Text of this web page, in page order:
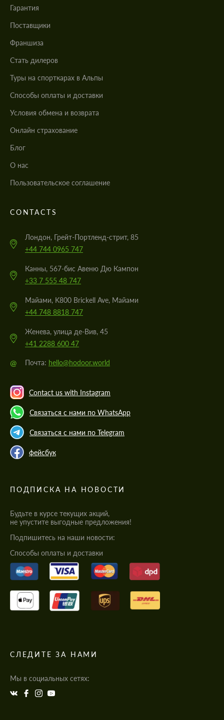
Гарантия
Поставщики
Франшиза
Стать дилеров
Туры на спорткарах в Альпы
Cпособы оплаты и доставки
Условия обмена и возврата
Онлайн страхование
Блог
О нас
Пользовательское соглашение
CONTACTS
Лондон, Грейт-Портленд-стрит, 85
+44 744 0965 747
Канны, 567-бис Авеню Дю Кампон
+33 7 555 48 747
Майами, K800 Brickell Ave, Майами
+44 748 8818 747
Женева, улица де-Вив, 45
+41 2288 600 47
@ Почта: hello@hodoor.world
Contact us with Instagram
Связаться с нами по WhatsApp
Связаться с нами по Telegram
фейсбук
ПОДПИСКА НА НОВОСТИ
Будьте в курсе текущих акций,
не упустите выгодные предложения!
Подпишитесь на наши новости:
Cпособы оплаты и доставки
СЛЕДИТЕ ЗА НАМИ
Мы в социальных сетях: